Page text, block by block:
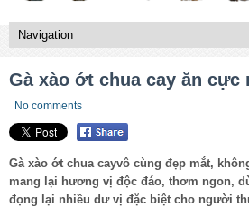
Gà xào ớt chua cay ăn cực
No comments
Gà xào ớt chua cayvô cùng đẹp mắt,
mang lại hương vị độc đáo, thơm ngon,
đọng lại nhiều dư vị đặc biệt cho người